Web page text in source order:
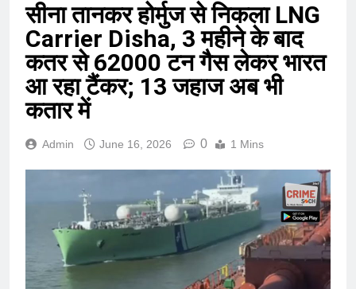
सीना तानकर होर्मुज से निकला LNG
Carrier Disha, 3 महीने के बाद
कतर से 62000 टन गैस लेकर भारत
आ रहा टैंकर; 13 जहाज अब भी
कतार में
Admin June 16, 2026 0 1 Mins